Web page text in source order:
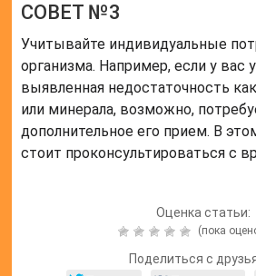
СОВЕТ №3
Учитывайте индивидуальные
организма. Например, если у вас
выявленная недостаточность
или минерала, возможно,
дополнительное его прием. В
стоит проконсультироваться с
Оценка статьи:
(пока
Поделиться с